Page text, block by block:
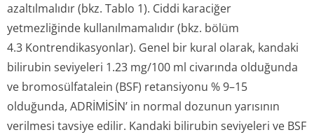
azaltılmalıdır (bkz. Tablo 1). Ciddi karaciğer
yetmezliğinde kullanılmamalıdır (bkz. bölüm
4.3 Kontrendi­kasyonlar). Genel bir kural olarak, kandaki
bilirubin seviyeleri 1.23 mg/100 ml civarında olduğunda
ve bromosülfatalein (BSF) retansiyonu % 9–15
olduğunda, ADRİMİSİN’ in normal dozunun yarısının
verilmesi tavsiye edilir. Kandaki bilirubin seviyeleri ve BSF